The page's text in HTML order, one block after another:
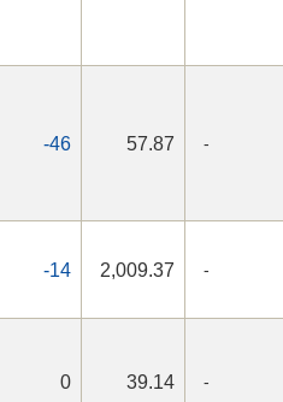
-46 57.87 -
-14 2,009.37 -
0 39.14 -